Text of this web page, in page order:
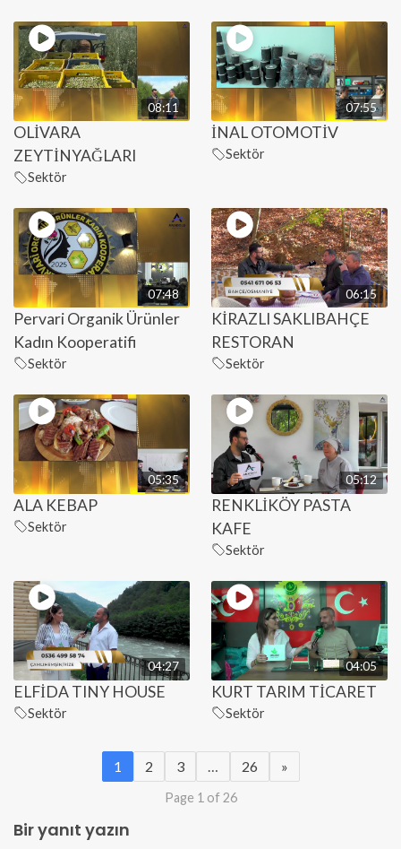
08:11
OLİVARA
ZEYTİNYAĞLARI
Sektör
07:55
İNAL OTOMOTİV
Sektör
07:48
Pervari Organik Ürünler
Kadın Kooperatifi
Sektör
06:15
KİRAZLI SAKLIBAHÇE
RESTORAN
Sektör
05:35
ALA KEBAP
Sektör
05:12
RENKLİKÖY PASTA
KAFE
Sektör
04:27
ELFİDA TINY HOUSE
Sektör
04:05
KURT TARIM TİCARET
Sektör
1 2 3 26 »
Page 1 of 26
Bir yanıt yazın